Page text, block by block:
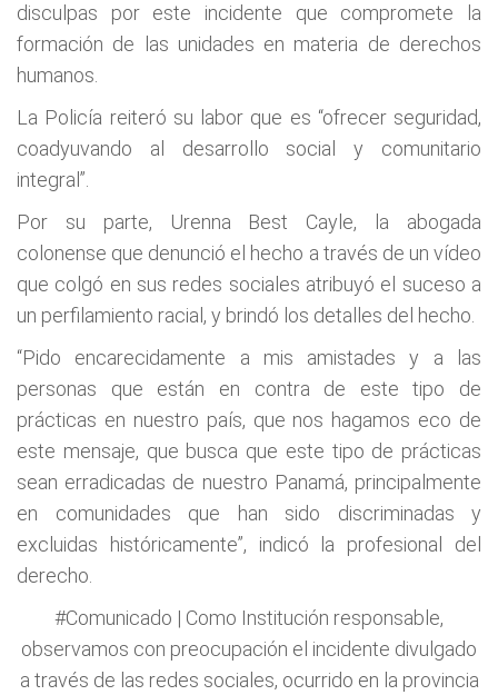
disculpas por este incidente que compromete la
formación de las unidades en materia de derechos
humanos.
La Policía reiteró su labor que es “ofrecer seguridad,
coadyuvando al desarrollo social y comunitario
integral”.
Por su parte, Urenna Best Cayle, la abogada
colonense que denunció el hecho a través de un vídeo
que colgó en sus redes sociales atribuyó el suceso a
un perfilamiento racial, y brindó los detalles del hecho.
“Pido encarecidamente a mis amistades y a las
personas que están en contra de este tipo de
prácticas en nuestro país, que nos hagamos eco de
este mensaje, que busca que este tipo de prácticas
sean erradicadas de nuestro Panamá, principalmente
en comunidades que han sido discriminadas y
excluidas históricamente”, indicó la profesional del
derecho.
#Comunicado | Como Institución responsable,
observamos con preocupación el incidente divulgado
a través de las redes sociales, ocurrido en la provincia